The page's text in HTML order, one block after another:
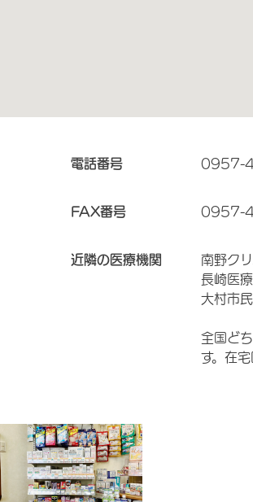
電話番号 0957-
FAX番号 0957-
近隣の医療機関
南野ク
長崎医
大村市
全国ど
す。在